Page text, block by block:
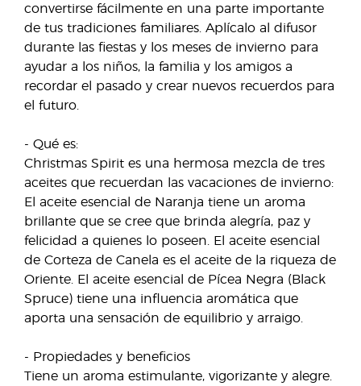
convertirse fácilmente en una parte importante
de tus tradiciones familiares. Aplícalo al difusor
durante las fiestas y los meses de invierno para
ayudar a los niños, la familia y los amigos a
recordar el pasado y crear nuevos recuerdos para
el futuro.
- Qué es:
Christmas Spirit es una hermosa mezcla de tres
aceites que recuerdan las vacaciones de invierno:
El aceite esencial de Naranja tiene un aroma
brillante que se cree que brinda alegría, paz y
felicidad a quienes lo poseen. El aceite esencial
de Corteza de Canela es el aceite de la riqueza de
Oriente. El aceite esencial de Pícea Negra (Black
Spruce) tiene una influencia aromática que
aporta una sensación de equilibrio y arraigo.
- Propiedades y beneficios
Tiene un aroma estimulante, vigorizante y alegre.